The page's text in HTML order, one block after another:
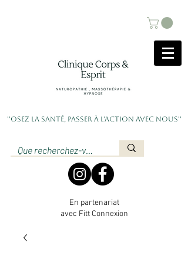
''Osez la santé, passer à l'action avec nous''
En partenariat
avec Fitt Connexion